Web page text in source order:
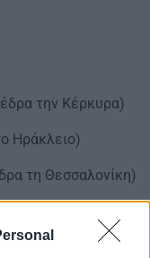
την Κέρκυρα)
Ηράκλειο)
τη Θεσσαλονίκη)